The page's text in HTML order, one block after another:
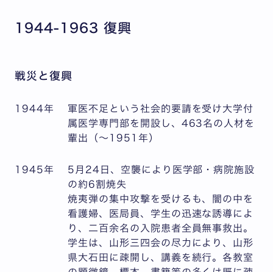
1944-1963 復興
戦災と復興
1944年
軍医不足という社会的要請を受け大学付
属医学専門部を開設し、463名の人材を
輩出（～1951年）
1945年
5月24日、空襲により医学部・病院施設
の約6割焼失
焼夷弾の集中攻撃を受けるも、闇の中を
看護婦、医局員、学生の迅速な誘導によ
り、二百余名の入院患者全員無事救出。
学生は、山形三四会の尽力により、山形
県大石田に疎開し、講義を続行。各教室